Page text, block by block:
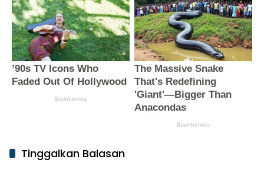
Tinggalkan Balasan